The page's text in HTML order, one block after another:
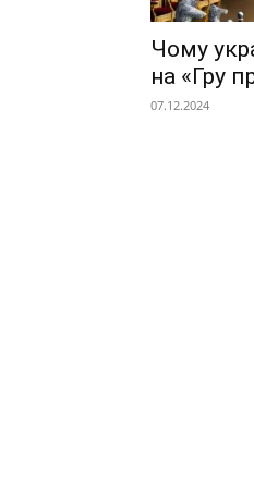
Чому
на «Гру
07.12.2024